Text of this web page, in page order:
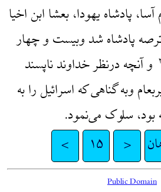
پادشاه یهودا، بعشا ابن اخیا
پادشاه شد وبیست و چهار
و آنچه درنظر خداوند ناپسند
وبه گناهی که اسرائیل را به
سلوک می‌نمود.
< ۱۵ >
Public Domain